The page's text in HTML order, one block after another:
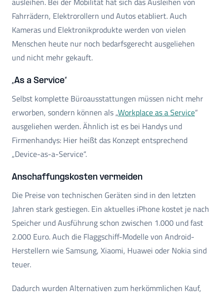
Fahrrädern, Elektrorollern und Autos etabliert. Auch
Kameras und Elektronikprodukte werden von vielen
Menschen heute nur noch bedarfsgerecht ausgeliehen
und nicht mehr gekauft.
„As a Service“
Selbst komplette Büroausstattungen müssen nicht mehr
erworben, sondern können als „Workplace as a Service“
ausgeliehen werden. Ähnlich ist es bei Handys und
Firmenhandys: Hier heißt das Konzept entsprechend
„Device-as-a-Service“.
Anschaffungskosten vermeiden
Die Preise von technischen Geräten sind in den letzten
Jahren stark gestiegen. Ein aktuelles iPhone kostet je nach
Speicher und Ausführung schon zwischen 1.000 und fast
2.000 Euro. Auch die Flaggschiff-Modelle von Android-
Herstellern wie Samsung, Xiaomi, Huawei oder Nokia sind
teuer.
Dadurch wurden Alternativen zum herkömmlichen Kauf,